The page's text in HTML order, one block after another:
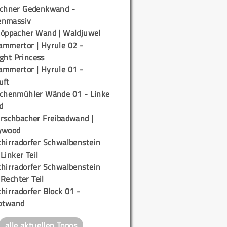
Gedenkwand -
Wand | Waldjuwel
| Hyrule 02 -
Princess
| Hyrule 01 -
Wände 01 - Linke
Freibadwand |
Schwalbenstein
Teil
Schwalbenstein
Teil
Block 01 -